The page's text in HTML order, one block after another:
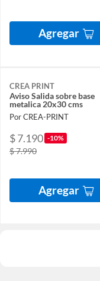
Agregar
CREA PRINT
Aviso Salida sobre base
metalica 20x30 cms
Por CREA-PRINT
$ 7.190 -10%
$ 7.990
Agregar